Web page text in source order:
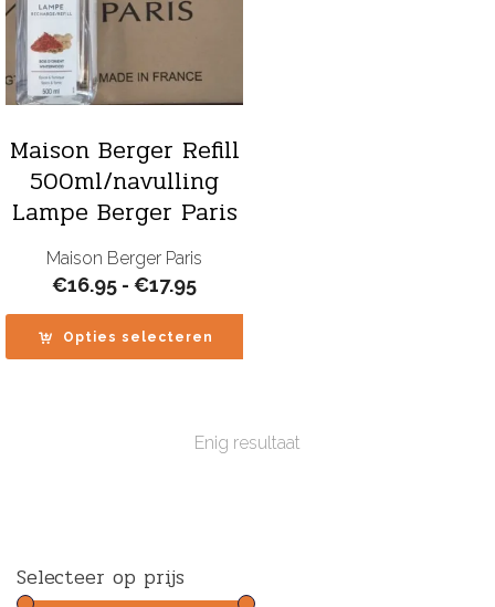
Maison Berger Refill
500ml/navulling
Lampe Berger Paris
Maison Berger Paris
€16.95 - €17.95Prijsklasse:
tot
Opties selecteren
Enig resultaat
Selecteer op prijs